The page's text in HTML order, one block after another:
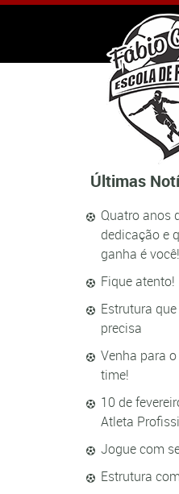
Últimas
Quatro anos
dedicação e
ganha é você!
Fique atento!
Estrutura
precisa
Venha para
time!
10 de
Atleta
Jogue com
Estrutura